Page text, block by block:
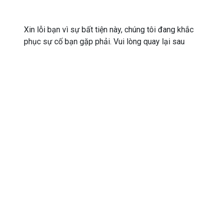
Xin lỗi bạn vì sự bất tiện này, chúng tôi đang khắc
phục sự cố bạn gặp phải. Vui lòng quay lại sau